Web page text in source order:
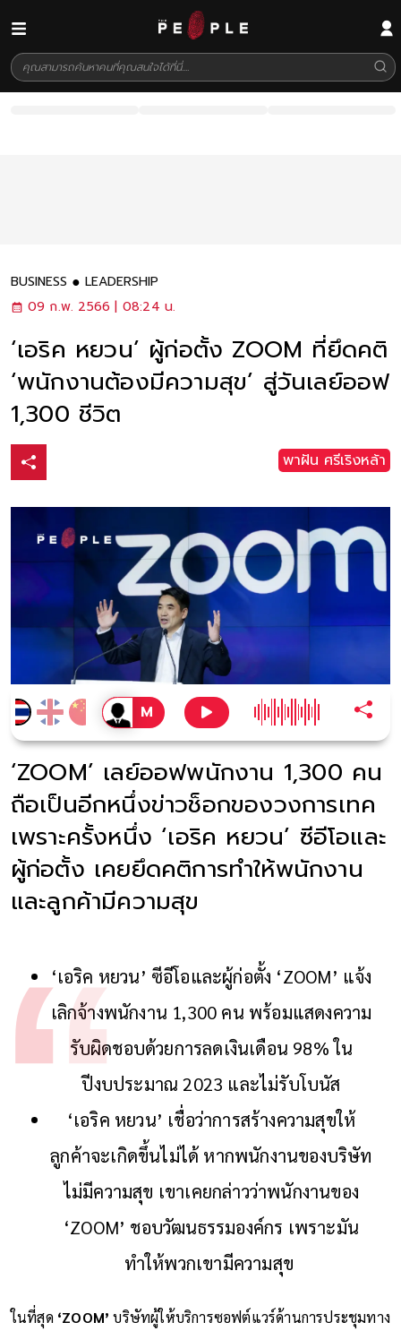
BUSINESS
LEADERSHIP
09 ก.พ. 2566 | 08:24 น.
‘เอริค หยวน’ ผู้ก่อตั้ง ZOOM ที่ยึดคติ
‘พนักงานต้องมีความสุข’ สู่วันเลย์ออฟ
1,300 ชีวิต
พาฝัน ศรีเริงหล้า
‘ZOOM’ เลย์ออฟพนักงาน 1,300 คน
ถือเป็นอีกหนึ่งข่าวช็อกของวงการเทค
เพราะครั้งหนึ่ง ‘เอริค หยวน’ ซีอีโอและ
ผู้ก่อตั้ง เคยยึดคติการทำให้พนักงาน
และลูกค้ามีความสุข
‘เอริค หยวน’ ซีอีโอและผู้ก่อตั้ง ‘ZOOM’ แจ้ง
เลิกจ้างพนักงาน 1,300 คน พร้อมแสดงความ
รับผิดชอบด้วยการลดเงินเดือน 98% ใน
ปีงบประมาณ 2023 และไม่รับโบนัส
‘เอริค หยวน’ เชื่อว่าการสร้างความสุขให้
ลูกค้าจะเกิดขึ้นไม่ได้ หากพนักงานของบริษัท
ไม่มีความสุข เขาเคยกล่าวว่าพนักงานของ
‘ZOOM’ ชอบวัฒนธรรมองค์กร เพราะมัน
ทำให้พวกเขามีความสุข
ในที่สุด ‘ZOOM’ บริษัทผู้ให้บริการซอฟต์แวร์ด้านการประชุมทาง